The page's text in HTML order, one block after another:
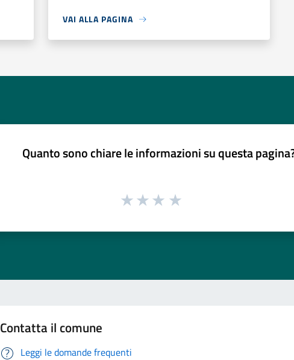
VAI ALLA PAGINA
Quanto sono chiare le informazioni su questa
Contatta il comune
Leggi le domande frequenti